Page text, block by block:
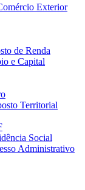
Exterior
de Renda
e Capital
Territorial
Social
Administrativo